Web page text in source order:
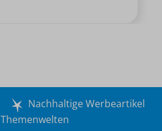
Nachhaltige Werbeartikel
Themenwelten